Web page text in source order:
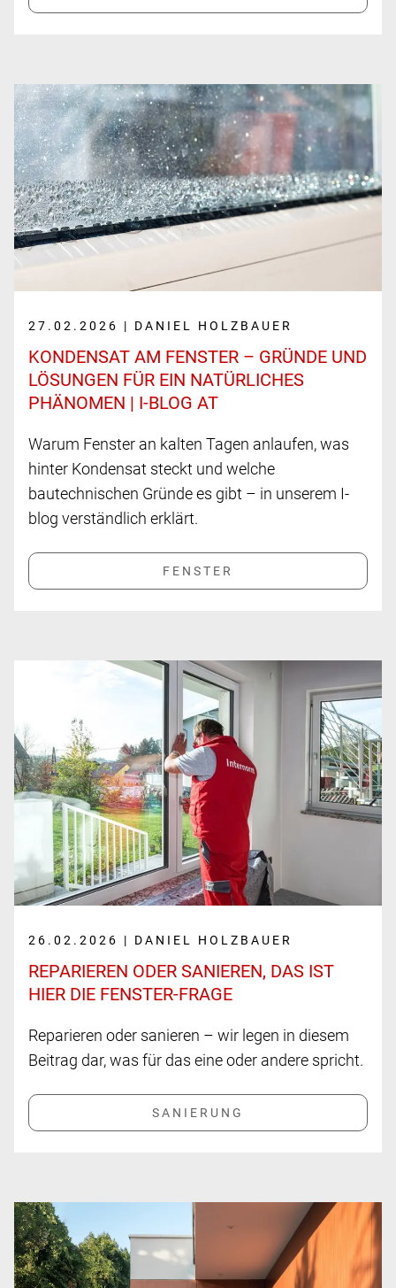
27.02.2026 | DANIEL HOLZBAUER
KONDENSAT AM FENSTER – GRÜNDE UND
LÖSUNGEN FÜR EIN NATÜR­LICHES
PHÄNOMEN | I-BLOG AT
Warum Fenster an kalten Tagen anlaufen, was
hinter Kondensat steckt und welche
bautechnischen Gründe es gibt – in unserem I-
blog verständlich erklärt.
26.02.2026 | DANIEL HOLZBAUER
REPARIEREN ODER SANIEREN, DAS IST
HIER DIE FENSTER-FRAGE
Reparieren oder sanieren – wir legen in diesem
Beitrag dar, was für das eine oder andere spricht.